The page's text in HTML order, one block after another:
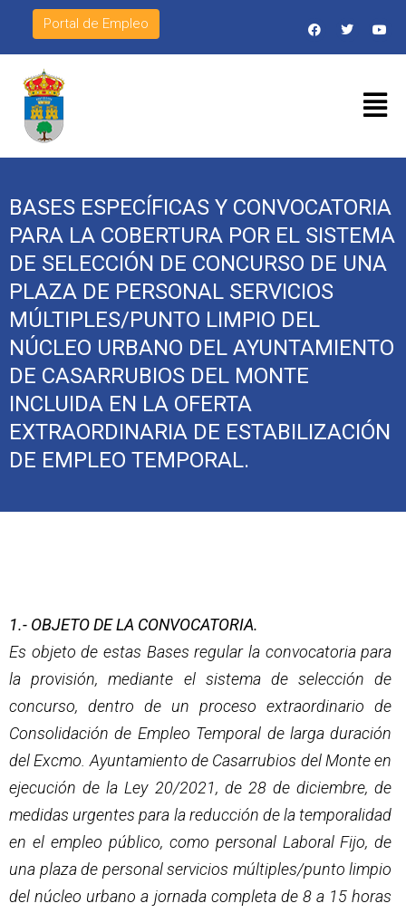
Portal de Empleo
BASES ESPECÍFICAS Y CONVOCATORIA
PARA LA COBERTURA POR EL SISTEMA
DE SELECCIÓN DE CONCURSO DE UNA
PLAZA DE PERSONAL SERVICIOS
MÚLTIPLES/PUNTO LIMPIO DEL
NÚCLEO URBANO DEL AYUNTAMIENTO
DE CASARRUBIOS DEL MONTE
INCLUIDA EN LA OFERTA
EXTRAORDINARIA DE ESTABILIZACIÓN
DE EMPLEO TEMPORAL.
1.- OBJETO DE LA CONVOCATORIA.
Es objeto de estas Bases regular la convocatoria para
la provisión, mediante el sistema de selección de
concurso, dentro de un proceso extraordinario de
Consolidación de Empleo Temporal de larga duración
del Excmo. Ayuntamiento de Casarrubios del Monte en
ejecución de la Ley 20/2021, de 28 de diciembre, de
medidas urgentes para la reducción de la temporalidad
en el empleo público, como personal Laboral Fijo, de
una plaza de personal servicios múltiples/punto limpio
del núcleo urbano a jornada completa de 8 a 15 horas